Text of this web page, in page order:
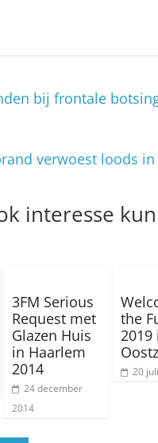
bij frontale
verwoest loods in
interesse
3FM Serious
Request met
Glazen Huis
in Haarlem
2014
24 december
2014
the
2019
20